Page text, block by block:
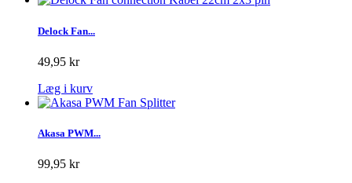
Delock Fan...
49,95 kr
Læg i kurv
Akasa PWM...
99,95 kr